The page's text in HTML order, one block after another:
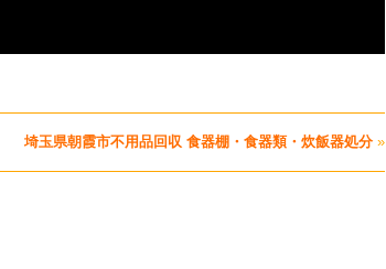
埼玉県朝霞市不用品回収 食器棚・食器類・炊飯器処分»